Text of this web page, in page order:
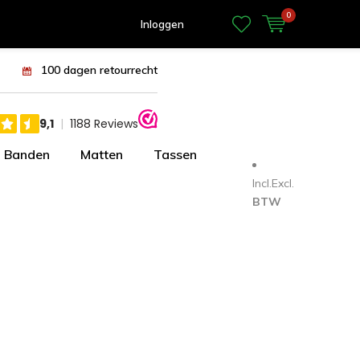
Inloggen
0
100 dagen retourrecht
Banden Matten Tassen
Incl.Excl.
BTW